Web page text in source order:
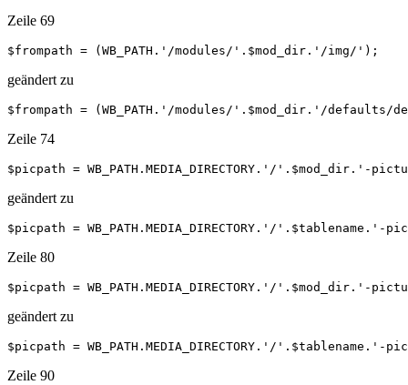
Zeile 69
$frompath = (WB_PATH.'/modules/'.$mod_dir.'/img/');
geändert zu
$frompath = (WB_PATH.'/modules/'.$mod_dir.'/defaults/
Zeile 74
$picpath = WB_PATH.MEDIA_DIRECTORY.'/'.$mod_dir.'-
geändert zu
$picpath = WB_PATH.MEDIA_DIRECTORY.'/'.$tablename.'-
Zeile 80
$picpath = WB_PATH.MEDIA_DIRECTORY.'/'.$mod_dir.'-
geändert zu
$picpath = WB_PATH.MEDIA_DIRECTORY.'/'.$tablename.'-
Zeile 90